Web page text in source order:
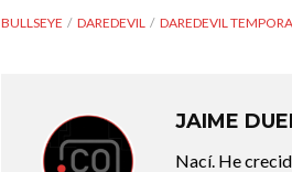
BULLSEYE DAREDEVIL DAREDEVIL
JAIME
Nací. He